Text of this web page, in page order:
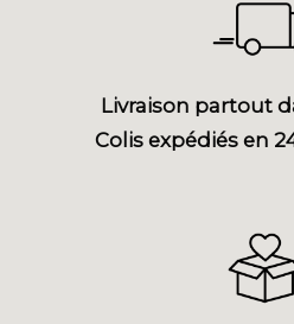
Livraison partout
Colis expédiés en